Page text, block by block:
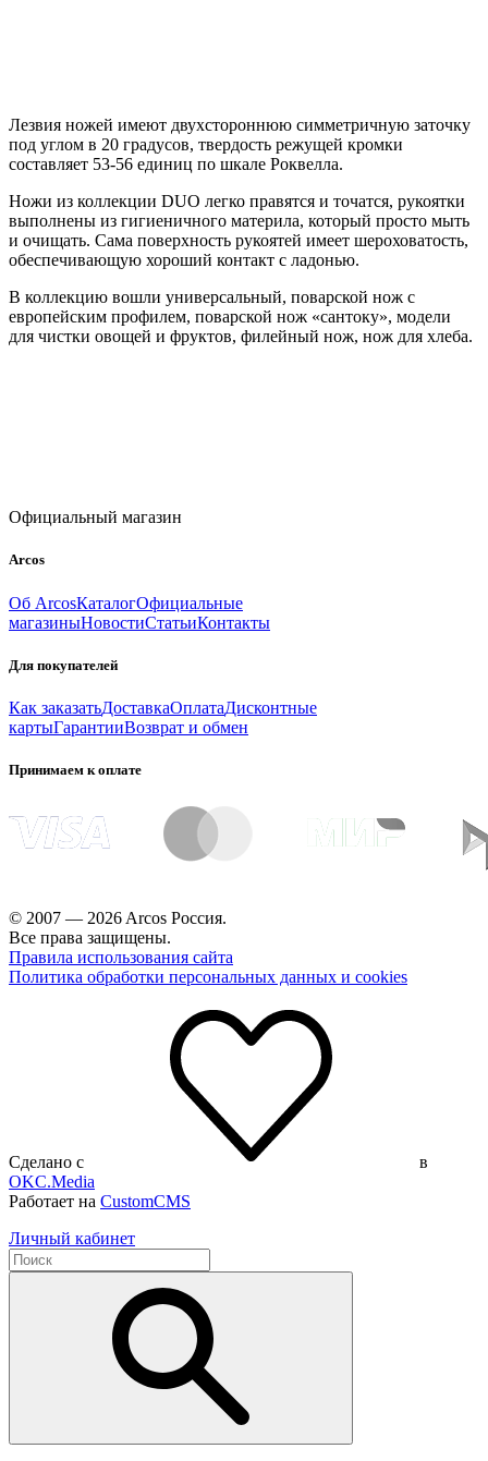
Лезвия ножей имеют двухстороннюю симметричную заточку
под углом в 20 градусов, твердость режущей кромки
составляет 53-56 единиц по шкале Роквелла.
Ножи из коллекции DUO легко правятся и точатся, рукоятки
выполнены из гигиеничного материла, который просто мыть
и очищать. Сама поверхность рукоятей имеет шероховатость,
обеспечивающую хороший контакт с ладонью.
В коллекцию вошли универсальный, поварской нож с
европейским профилем, поварской нож «сантоку», модели
для чистки овощей и фруктов, филейный нож, нож для хлеба.
Официальный магазин
Arcos
Об ArcosКаталогОфициальные
магазиныНовостиСтатьиКонтакты
Для покупателей
Как заказатьДоставкаОплатаДисконтные
картыГарантииВозврат и обмен
Принимаем к оплате
© 2007 — 2026 Arcos Россия.
Все права защищены.
Правила использования сайта
Политика обработки персональных данных и cookies
Сделано с
в
OKC.Media
Работает на CustomCMS
Личный кабинет